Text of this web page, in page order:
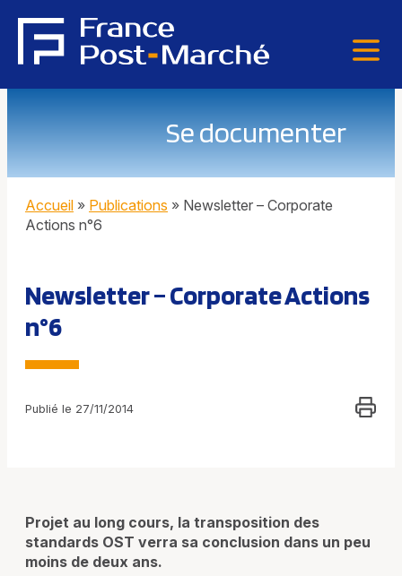
Se documenter
Accueil » Publications » Newsletter – Corporate
Actions n°6
Newsletter – Corporate Actions
n°6
Publié le 27/11/2014
Projet au long cours, la transposition des
standards OST verra sa conclusion dans un peu
moins de deux ans.